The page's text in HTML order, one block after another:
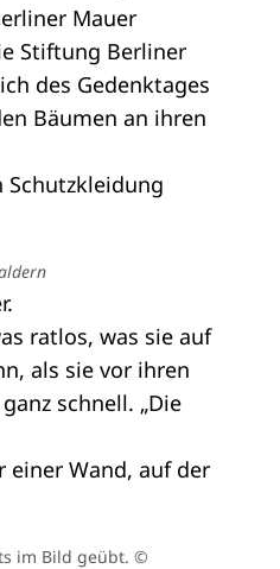
Mauer
Stiftung Berliner
des Gedenktages
Bäumen an ihren
.
ratlos, was sie auf
als sie vor ihren
schnell. „Die
im Bild geübt. ©